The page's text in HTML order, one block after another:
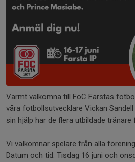
Varmt välkomna till FoC Farstas
våra fotbollsutvecklare Vickan
sin hjälp har de flera utbildade tränare
Vi välkomnar spelare från alla
Datum och tid: Tisdag 16 juni och